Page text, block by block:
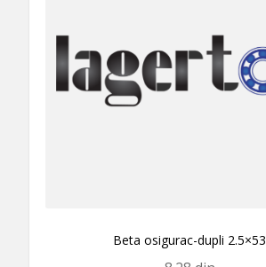
Beta osigurac-dupli 2.5×53